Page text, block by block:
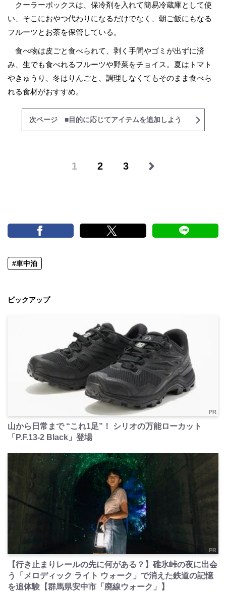
クーラーボックスは、保冷剤を入れて簡易冷蔵庫として使
い、そこにおやつ代わりになるだけでなく、朝ご飯にもなる
フルーツとお茶を保管している。
食べ物は皮ごと食べられて、剥く手間やゴミが出ずに済
み、生でも食べれるフルーツや野菜をチョイス。夏はトマト
やきゅうり、冬はりんごと、調理しなくてもそのまま食べら
れる食材がおすすめ。
次ページ ■目的に応じてアイテムを追加しよう
1 2 3
#車中泊
ピックアップ
PR
山から日常まで “これ1足”！ シリオの万能ローカット
「P.F.13-2 Black」登場
PR
【行き止まりレールの先に何がある？】碓氷峠の夜に出会
う「メロディック ライト ウォーク」で消えた鉄道の記憶
を追体験【群馬県安中市「廃線ウォーク」】